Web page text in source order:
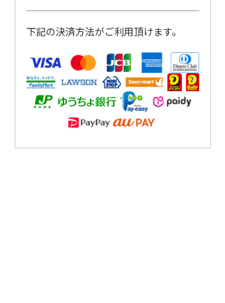
下記の決済方法がご利用頂けます。